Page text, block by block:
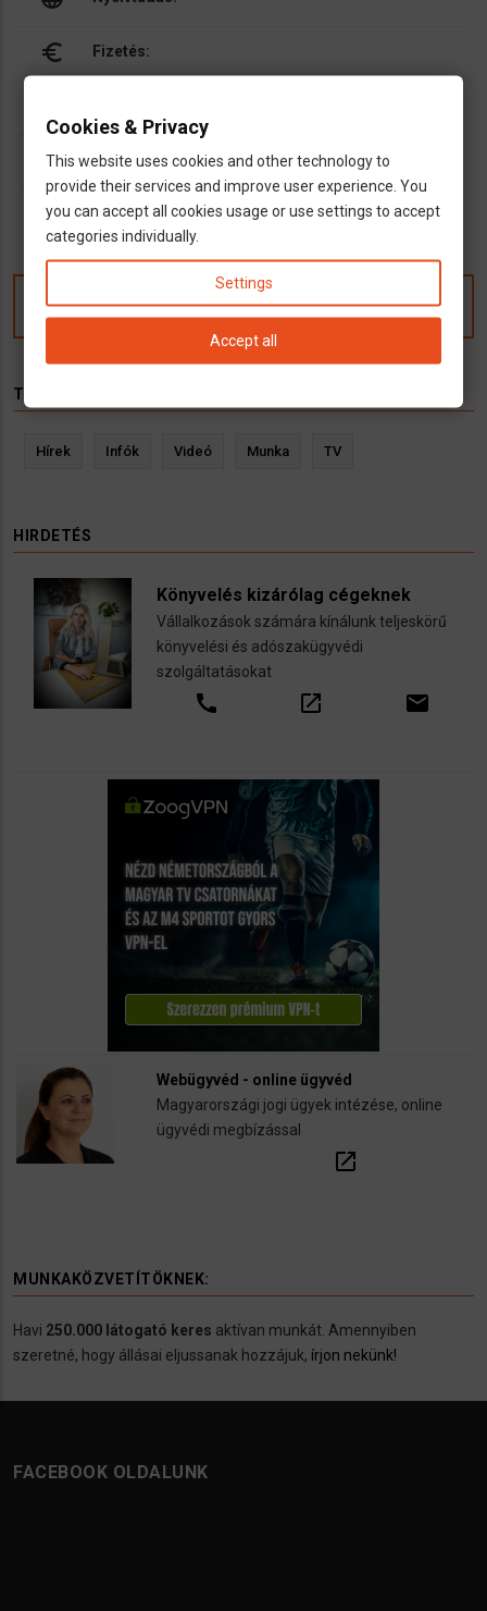
euro_symbol Fizetés:
people Párokat vesznek fel?
Kommentek
TÉMÁK
Hírek Infók Videó Munka TV
HIRDETÉS
Könyvelés kizárólag cégeknek
Vállalkozások számára kínálunk teljeskörű
könyvelési és adószakügyvédi
szolgáltatásokat
call open_in_new email
Webügyvéd - online ügyvéd
Magyarországi jogi ügyek intézése, online
ügyvédi megbízással
open_in_new
MUNKAKÖZVETÍTÖKNEK:
Havi 250.000 látogató keres aktívan munkát. Amennyiben
szeretné, hogy állásai eljussanak hozzájuk, írjon nekünk!
FACEBOOK OLDALUNK
Cookies & Privacy
This website uses cookies and other technology to
provide their services and improve user experience. You
you can accept all cookies usage or use settings to accept
categories individually.
Settings
Accept all